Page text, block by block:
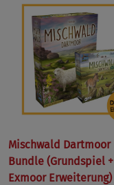
Mischwald Dartmoor
Bundle (Grundspiel +
Exmoor Erweiterung)